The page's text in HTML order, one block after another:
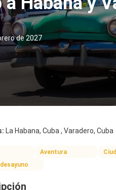
de 2027
La Habana, Cuba , Varadero, Cuba
Aventura